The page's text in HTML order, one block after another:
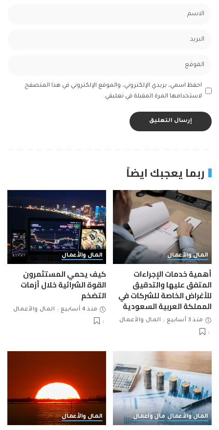
احفظ اسمي، بريدي الإلكتروني، والموقع الإلكتروني في هذا المتصفح
لاستخدامها المرة المقبلة في تعليقي.
ربما يعجبك ايضاً
المال والأعمال
أهمية خدمات الإجراءات
المتفق عليها والتدقيق
للأغراض الخاصة للشركات في
المملكة العربية السعودية
منذ 3 أسابيع المال والأعمال
المال والأعمال
كيف يحمي المستثمرون
القوة الشرائية خلال أزمات
التضخم
منذ 4 أسابيع المال والأعمال
المال والأعمال مال واعمال المال والأعمال